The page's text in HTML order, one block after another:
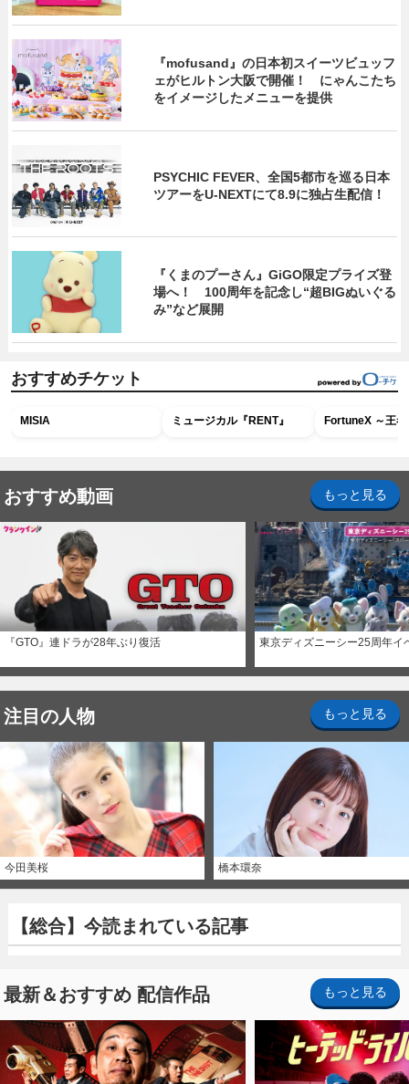
『mofusand』の日本初スイーツビュッフ
ェがヒルトン大阪で開催！ にゃんこたち
をイメージしたメニューを提供
PSYCHIC FEVER、全国5都市を巡る日本
ツアーをU‐NEXTにて8.9に独占生配信！
『くまのプーさん』GiGO限定プライズ登
場へ！ 100周年を記念し“超BIGぬいぐる
み”など展開
おすすめチケット
MISIA ミュージカル『RENT』 FortuneX ～王
おすすめ動画 もっと見る
『GTO』連ドラが28年ぶり復活 東京ディズニーシー25周年イ
注目の人物 もっと見る
今田美桜 橋本環奈
【総合】今読まれている記事
最新＆おすすめ 配信作品 もっと見る